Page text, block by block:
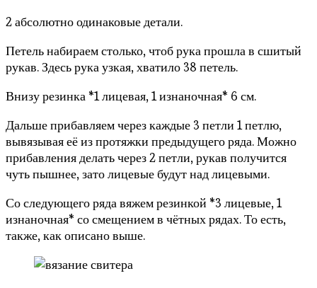
2 абсолютно одинаковые детали.
Петель набираем столько, чтоб рука прошла в сшитый
рукав. Здесь рука узкая, хватило 38 петель.
Внизу резинка *1 лицевая, 1 изнаночная* 6 см.
Дальше прибавляем через каждые 3 петли 1 петлю,
вывязывая её из протяжки предыдущего ряда. Можно
прибавления делать через 2 петли, рукав получится
чуть пышнее, зато лицевые будут над лицевыми.
Со следующего ряда вяжем резинкой *3 лицевые, 1
изнаночная* со смещением в чётных рядах. То есть,
также, как описано выше.